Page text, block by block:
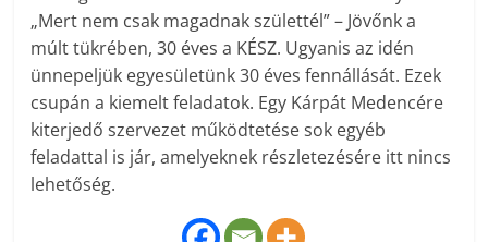
„Mert nem csak magadnak születtél” – Jövőnk a
múlt tükrében, 30 éves a KÉSZ. Ugyanis az idén
ünnepeljük egyesületünk 30 éves fennállását. Ezek
csupán a kiemelt feladatok. Egy Kárpát Medencére
kiterjedő szervezet működtetése sok egyéb
feladattal is jár, amelyeknek részletezésére itt nincs
lehetőség.